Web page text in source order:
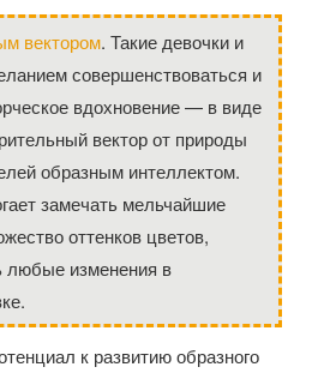
вектором. Такие девочки и
совершенствоваться и
вдохновение — в виде
вектор от природы
образным интеллектом.
замечать мельчайшие
оттенков цветов,
любые изменения в
к развитию образного